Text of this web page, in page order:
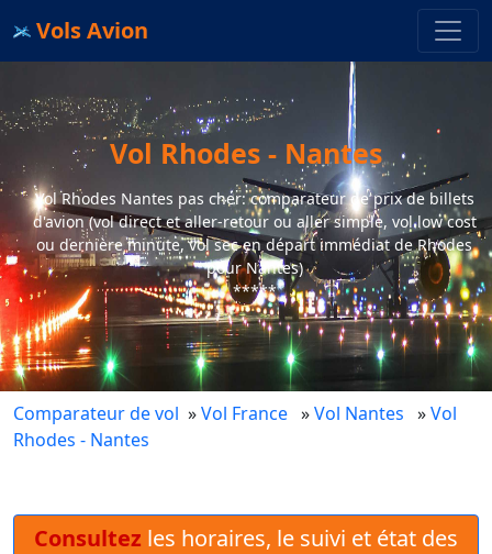
Vols Avion
Vol Rhodes - Nantes
Vol Rhodes Nantes pas cher: comparateur de prix de billets
d'avion (vol direct et aller-retour ou aller simple, vol low cost
ou dernière minute, vol sec en départ immédiat de Rhodes
pour Nantes)
*****
Comparateur de vol »Vol France »Vol Nantes »Vol
Rhodes - Nantes
Consultez les horaires, le suivi et état des